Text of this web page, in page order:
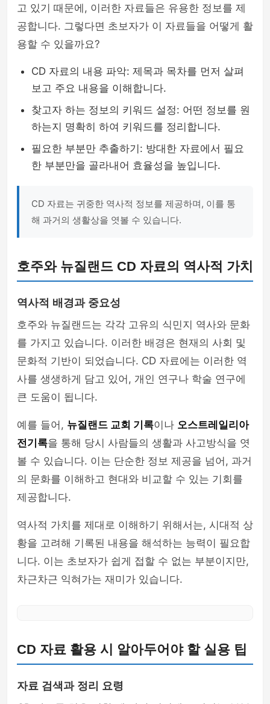
고 있기 때문에, 이러한 자료들은 유용한 정보를 제
공합니다. 그렇다면 초보자가 이 자료들을 어떻게 활
용할 수 있을까요?
CD 자료의 내용 파악: 제목과 목차를 먼저 살펴
보고 주요 내용을 이해합니다.
찾고자 하는 정보의 키워드 설정: 어떤 정보를 원
하는지 명확히 하여 키워드를 정리합니다.
필요한 부분만 추출하기: 방대한 자료에서 필요
한 부분만을 골라내어 효율성을 높입니다.
CD 자료는 귀중한 역사적 정보를 제공하며, 이를 통
해 과거의 생활상을 엿볼 수 있습니다.
호주와 뉴질랜드 CD 자료의 역사적 가치
역사적 배경과 중요성
호주와 뉴질랜드는 각각 고유의 식민지 역사와 문화
를 가지고 있습니다. 이러한 배경은 현재의 사회 및
문화적 기반이 되었습니다. CD 자료에는 이러한 역
사를 생생하게 담고 있어, 개인 연구나 학술 연구에
큰 도움이 됩니다.
예를 들어, 뉴질랜드 교회 기록이나 오스트레일리아
전기록을 통해 당시 사람들의 생활과 사고방식을 엿
볼 수 있습니다. 이는 단순한 정보 제공을 넘어, 과거
의 문화를 이해하고 현대와 비교할 수 있는 기회를
제공합니다.
역사적 가치를 제대로 이해하기 위해서는, 시대적 상
황을 고려해 기록된 내용을 해석하는 능력이 필요합
니다. 이는 초보자가 쉽게 접할 수 없는 부분이지만,
차근차근 익혀가는 재미가 있습니다.
CD 자료 활용 시 알아두어야 할 실용 팁
자료 검색과 정리 요령